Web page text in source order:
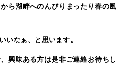
ら湖畔へのんびりまったり春の風
いなぁ、と思います。
興味ある方は是非ご連絡お待ちし